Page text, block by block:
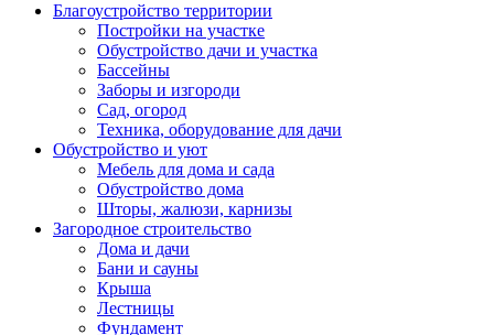
Благоустройство территории
Постройки на участке
Обустройство дачи и участка
Бассейны
Заборы и изгороди
Сад, огород
Техника, оборудование для дачи
Обустройство и уют
Мебель для дома и сада
Обустройство дома
Шторы, жалюзи, карнизы
Загородное строительство
Дома и дачи
Бани и сауны
Крыша
Лестницы
Фундамент